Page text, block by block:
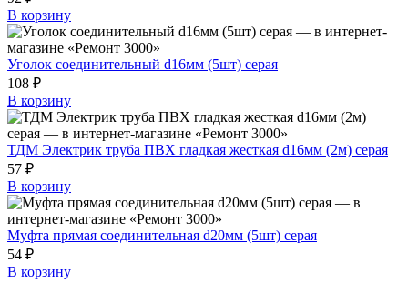
В корзину
Уголок соединительный d16мм (5шт) серая
108 ₽
В корзину
ТДМ Электрик труба ПВХ гладкая жесткая d16мм (2м) серая
57 ₽
В корзину
Муфта прямая соединительная d20мм (5шт) серая
54 ₽
В корзину